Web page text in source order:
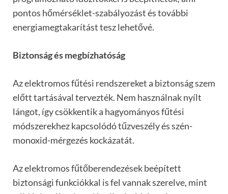
pontos hőmérséklet-szabályozástés további
energiamegtakarítást tesz lehetővé.
Biztonságés megbízhatóság
Az elektromos fűtési rendszereket a biztonság szem
előtt tartásával tervezték. Nem használnak nyílt
lángot, így csökkentik a hagyományos fűtési
módszerekhez kapcsolódó tűzveszélyés szén-
monoxid-mérgezés kockázatát.
Az elektromos fűtőberendezések beépített
biztonsági funkciókkal is fel vannak szerelve, mint